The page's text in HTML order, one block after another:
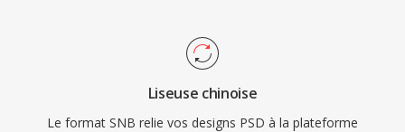
Liseuse chinoise
Le format SNB relie vos designs PSD à la plateforme